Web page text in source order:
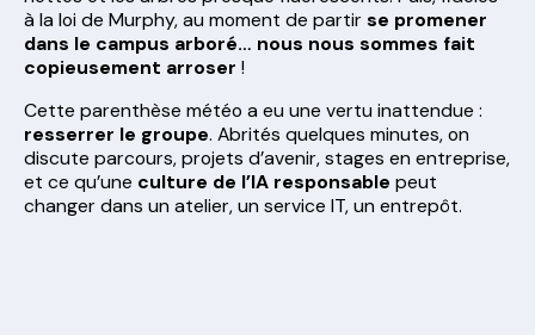
à la loi de Murphy, au moment de partir se promener
dans le campus arboré… nous nous sommes fait
copieusement arroser !
Cette parenthèse météo a eu une vertu inattendue :
resserrer le groupe. Abrités quelques minutes, on
discute parcours, projets d’avenir, stages en entreprise,
et ce qu’une culture de l’IA responsable peut
changer dans un atelier, un service IT, un entrepôt.